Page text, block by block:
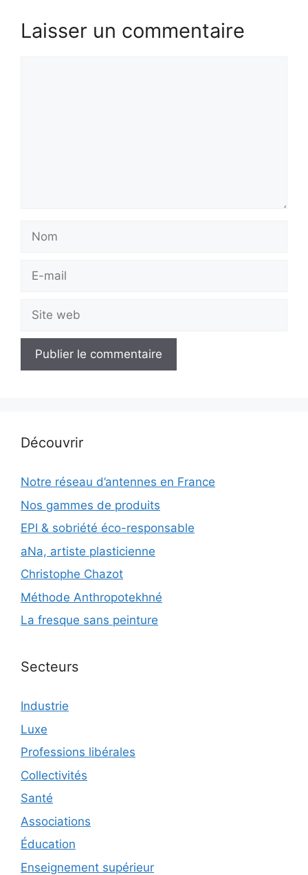
Laisser un commentaire
Nom
Site
web
Découvrir
Notre réseau d’antennes en France
Nos gammes de produits
EPI & sobriété éco-responsable
aNa, artiste plasticienne
Christophe Chazot
Méthode Anthropotekhné
La fresque sans peinture
Secteurs
Industrie
Luxe
Professions libérales
Collectivités
Santé
Associations
Éducation
Enseignement supérieur